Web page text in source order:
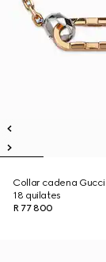
Collar cadena
18 quilates
R 77 800